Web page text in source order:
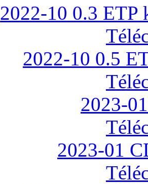
2022-10 0.3 ETP
2022-10 0.5
2023-
2023-01